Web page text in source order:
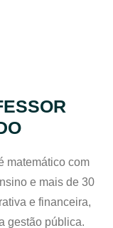
matemático com
e mais de 30
e financeira,
gestão pública.